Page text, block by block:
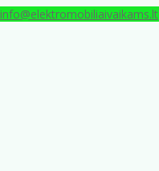
info@elektromobiliaivaikams.lt